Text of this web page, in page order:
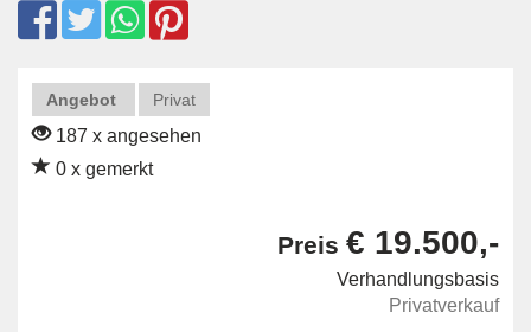
Angebot Privat
187 x angesehen
0 x gemerkt
Preis € 19.500,-
Verhandlungsbasis
Privatverkauf